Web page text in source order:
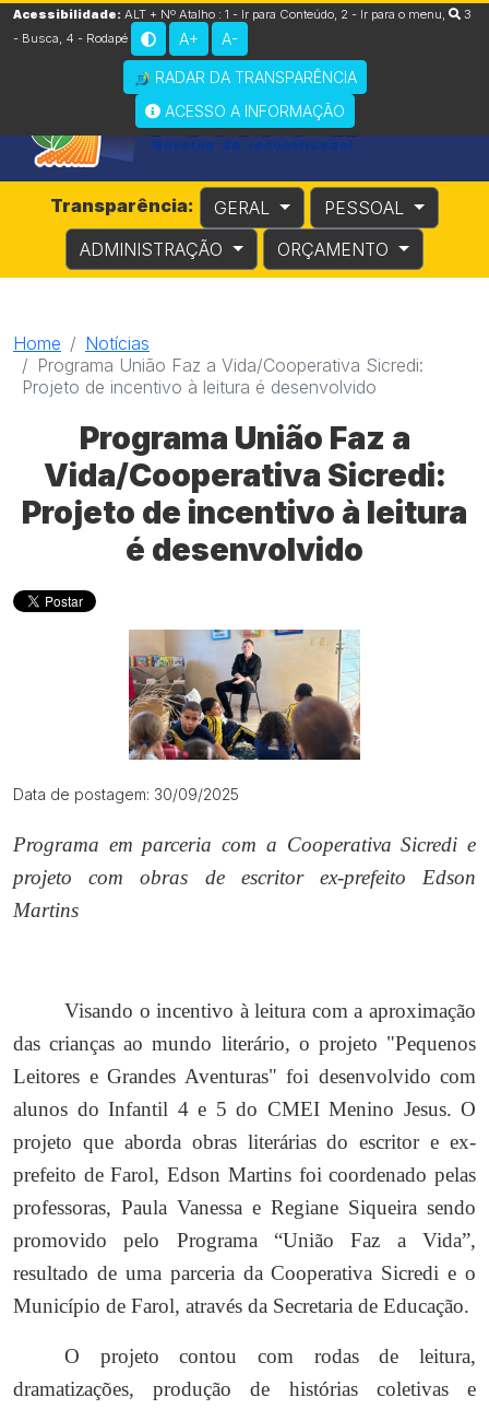
Acessibilidade: ALT + Nº Atalho : 1 - Ir para Conteúdo, 2 - Ir para o menu,
3
- Busca 4 - Rodapé A+ A-
RADAR DA TRANSPARÊNCIA
ACESSO A INFORMAÇÃO
Transparência: GERAL
PESSOAL
ADMINISTRAÇÃO
ORÇAMENTO
Home
Notícias
Programa União Faz a Vida/Cooperativa Sicredi:
Projeto de incentivo à leitura é desenvolvido
Programa União Faz a
Vida/Cooperativa Sicredi:
Projeto de incentivo à leitura
é desenvolvido
Data de postagem: 30/09/2025
Programa em parceria com a Cooperativa Sicredi e
projeto com obras de escritor ex-prefeito Edson
Martins
Visando o incentivo à leitura com a aproximação
das crianças ao mundo literário, o projeto "Pequenos
Leitores e Grandes Aventuras" foi desenvolvido com
alunos do Infantil 4 e 5 do CMEI Menino Jesus. O
projeto que aborda obras literárias do escritor e ex-
prefeito de Farol, Edson Martins foi coordenado pelas
professoras, Paula Vanessa e Regiane Siqueira sendo
promovido pelo Programa “União Faz a Vida”,
resultado de uma parceria da Cooperativa Sicredi e o
Município de Farol, através da Secretaria de Educação.
O projeto contou com rodas de leitura,
dramatizações, produção de histórias coletivas e